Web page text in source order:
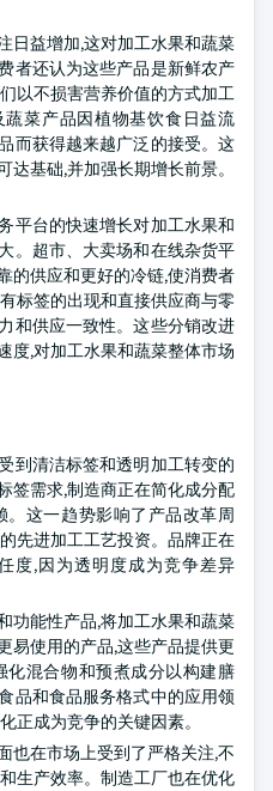
日益增加,这对加工水果和蔬菜
者还认为这些产品是新鲜农产
以不损害营养价值的方式加工
菜产品因植物基饮食日益流
而获得越来越广泛的接受。这
基础,并加强长期增长前景。
平台的快速增长对加工水果和
。超市、大卖场和在线杂货平
的供应和更好的冷链,使消费者
标签的出现和直接供应商与零
和供应一致性。这些分销改进
度,对加工水果和蔬菜整体市场
到清洁标签和透明加工转变的
签需求,制造商正在简化成分配
这一趋势影响了产品改革周
先进加工工艺投资。品牌正在
度,因为透明度成为竞争差异
功能性产品,将加工水果和蔬菜
易使用的产品,这些产品提供更
化混合物和预煮成分以构建膳
品和食品服务格式中的应用领
正成为竞争的关键因素。
也在市场上受到了严格关注,不
生产效率。制造工厂也在优化